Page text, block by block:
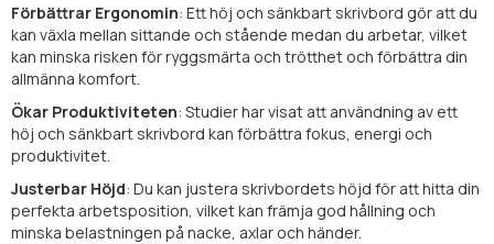
Förbättrar Ergonomin: Ett höj och sänkbart skrivbord gör att du
kan växla mellan sittande och stående medan du arbetar, vilket
kan minska risken för ryggsmärta och trötthet och förbättra din
allmänna komfort.
Ökar Produktiviteten: Studier har visat att användning av ett
höj och sänkbart skrivbord kan förbättra fokus, energi och
produktivitet.
Justerbar Höjd: Du kan justera skrivbordets höjd för att hitta din
perfekta arbetsposition, vilket kan främja god hållning och
minska belastningen på nacke, axlar och händer.